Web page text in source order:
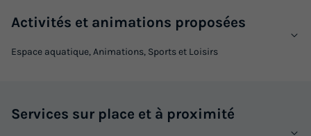
chambres - 1 SDB
Activités et animations proposées
Espace aquatique, Animations, Sports et Loisirs
Services sur place et à proximité